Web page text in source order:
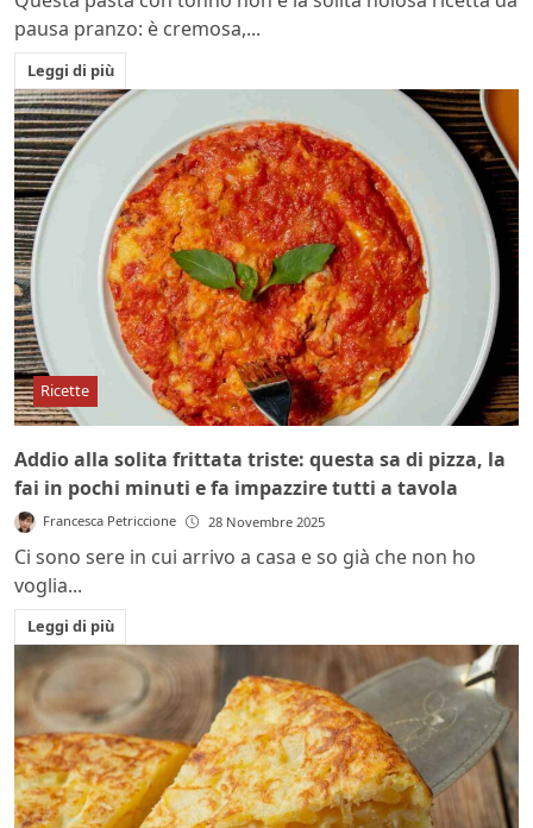
pausa pranzo: è cremosa,...
Leggi di più
Ricette
Addio alla solita frittata triste: questa sa di pizza, la
fai in pochi minuti e fa impazzire tutti a tavola
Francesca Petriccione 28 Novembre 2025
Ci sono sere in cui arrivo a casa e so già che non ho
voglia...
Leggi di più